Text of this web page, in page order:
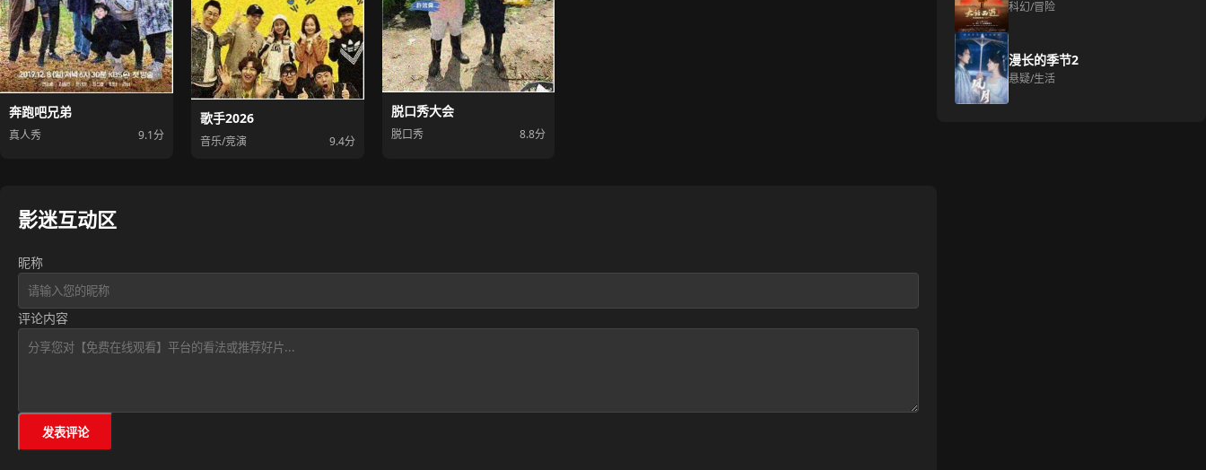
奔跑吧兄弟
真人秀 9.1分
歌手2026
音乐/竞演 9.4分
脱口秀大会
脱口秀 8.8分
影迷互动区
昵称
评论内容
发表评论
科幻/冒险
漫长的季节2
悬疑/生活